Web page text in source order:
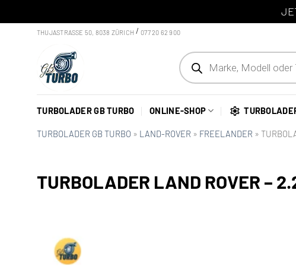
THUJASTRASSE 50, 8038 ZÜRICH /077 20 62 900
Products
search
TURBOLADER GB TURBO ONLINE-SHOP
TURBOLADER GB TURBO » LAND-ROVER » FREELANDER »
TURBOLADER LAND ROVER –